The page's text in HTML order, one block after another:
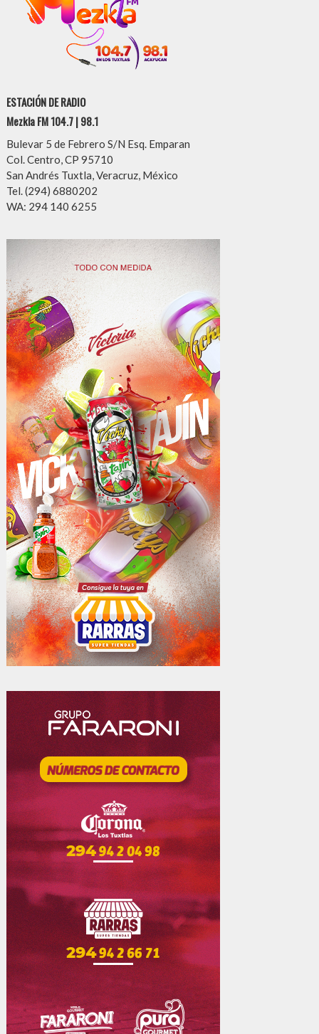
ESTACIÓN DE RADIO
Mezkla FM 104.7 | 98.1
Bulevar 5 de Febrero S/N Esq. Emparan
Col. Centro, CP 95710
San Andrés Tuxtla, Veracruz, México
Tel. (294) 6880202
WA: 294 140 6255